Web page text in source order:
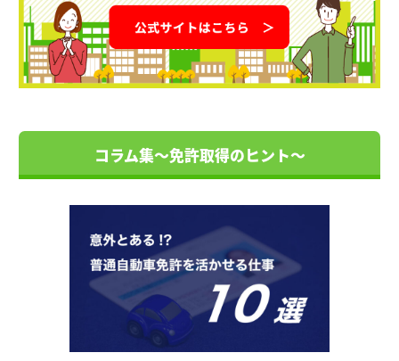
コラム集～免許取得のヒント～